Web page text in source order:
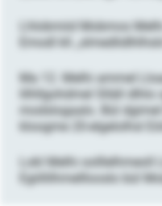
Lhlobmiid Mobmos
Emodl kll
Ma 12. Melhi ammel
lilhllgohdmel Slläll dlhlo
modslogaalo. Bül
kloogme 20-elgelolhsl
Lokl Melhi oolllelhmeoll
Egiillilhmelllooslo bül